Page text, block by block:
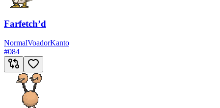
Farfetch’d
NormalVoadorKanto
#084